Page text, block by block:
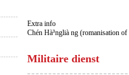
Extra info
Chén Hà³nglià ng (romanisation of
Militaire dienst